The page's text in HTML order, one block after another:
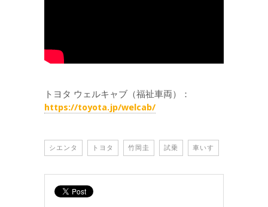
トヨタ ウェルキャブ（福祉車両）：
https://toyota.jp/welcab/
シエンタ トヨタ 竹岡圭 試乗 車いす